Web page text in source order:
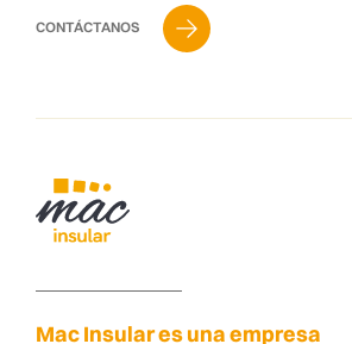
CONTÁCTANOS
Mac Insular es una empresa